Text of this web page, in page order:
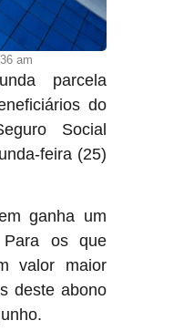
am
parcela
do
Social
feira (25)
ganha um
os que
valor maior
deste abono